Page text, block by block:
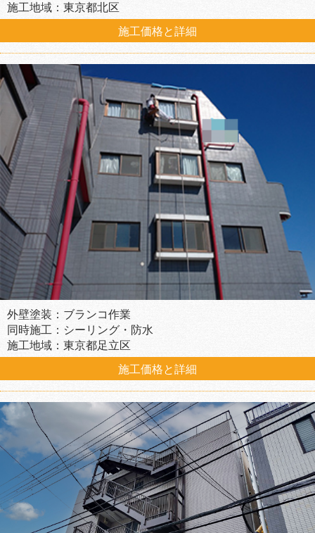
施工地域：東京都北区
施工価格と詳細
外壁塗装：ブランコ作業
同時施工：シーリング・防水
施工地域：東京都足立区
施工価格と詳細